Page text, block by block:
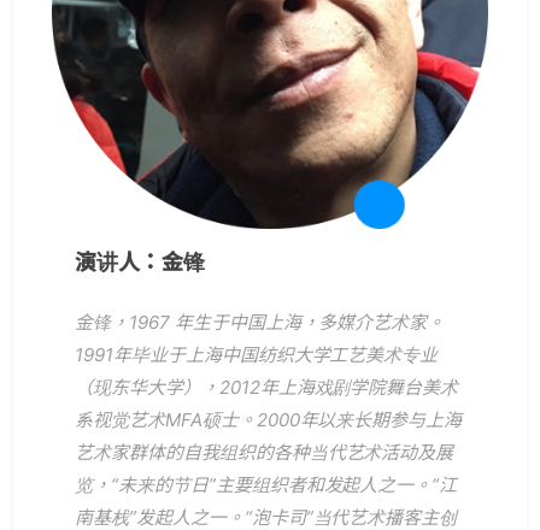
演讲人：金锋
金锋，1967 年生于中国上海，多媒介艺术家。
1991年毕业于上海中国纺织大学工艺美术专业
（现东华大学），2012年上海戏剧学院舞台美术
系视觉艺术MFA硕士。2000年以来长期参与上海
艺术家群体的自我组织的各种当代艺术活动及展
览，“未来的节日”主要组织者和发起人之一。“江
南基栈”发起人之一。“泡卡司”当代艺术播客主创